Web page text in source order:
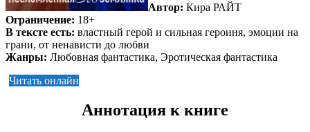
Автор: Кира РАЙТ
Ограничение: 18+
В тексте есть: властный герой и сильная героиня, эмоции на
грани, от ненависти до любви
Жанры: Любовная фантастика, Эротическая фантастика
Читать онлайн
Аннотация к книге